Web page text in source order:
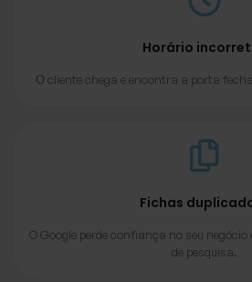
Horário
О cliente chega e encontra a porta
Fichas
O Google perde confiança no seu
de pesquisa.